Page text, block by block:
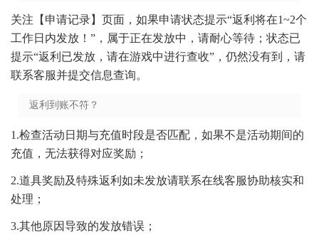
关注【申请记录】页面，如果申请状态提示“返利将在1~2个
工作日内发放！”，属于正在发放中，请耐心等待；状态已
提示“返利已发放，请在游戏中进行查收”，仍然没有到，请
联系客服并提交信息查询。
返利到账不符？
1.检查活动日期与充值时段是否匹配，如果不是活动期间的
充值，无法获得对应奖励；
2.道具奖励及特殊返利如未发放请联系在线客服协助核实和
处理；
3.其他原因导致的发放错误；